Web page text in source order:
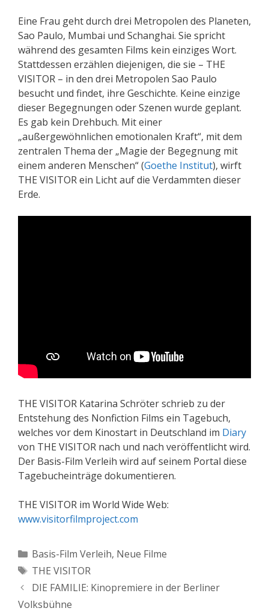
Eine Frau geht durch drei Metropolen des Planeten,
Sao Paulo, Mumbai und Schanghai. Sie spricht
während des gesamten Films kein einziges Wort.
Stattdessen erzählen diejenigen, die sie – THE
VISITOR – in den drei Metropolen Sao Paulo
besucht und findet, ihre Geschichte. Keine einzige
dieser Begegnungen oder Szenen wurde geplant.
Es gab kein Drehbuch. Mit einer
„außergewöhnlichen emotionalen Kraft“, mit dem
zentralen Thema der „Magie der Begegnung mit
einem anderen Menschen“ (Goethe Institut), wirft
THE VISITOR ein Licht auf die Verdammten dieser
Erde.
THE VISITOR Katarina Schröter schrieb zu der
Entstehung des Nonfiction Films ein Tagebuch,
welches vor dem Kinostart in Deutschland im Diary
von THE VISITOR nach und nach veröffentlicht wird.
Der Basis-Film Verleih wird auf seinem Portal diese
Tagebucheinträge dokumentieren.
THE VISITOR im World Wide Web:
www.visitorfilmproject.com
Kategorien
Basis-Film Verleih, Neue Filme
Schlagwörter
THE VISITOR
DIE FAMILIE: Kinopremiere in der Berliner
Volksbühne